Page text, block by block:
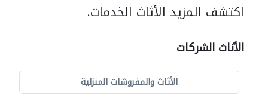
اكتشف المزيد الأثاث الخدمات.
الأثاث الشركات
الأثاث والمفروشات المنزلية